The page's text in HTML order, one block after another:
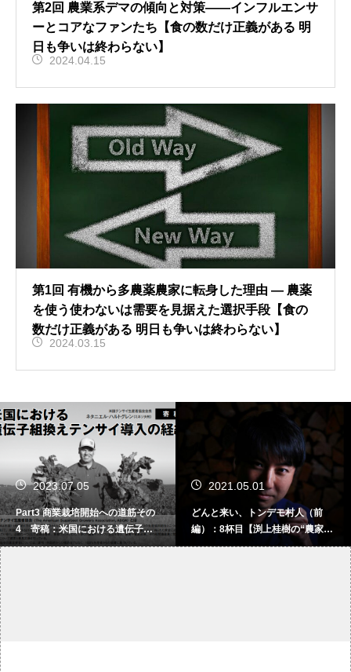
第2回 農業系デマの傾向と対策――インフルエンサ
ーとコアなファンたち【食の数だけ正義がある 明
日も争いは終わらない】
2024.04.15
第1回 有機から多農薬農家に転身した理由 ― 農薬
を使う使わないは需要を見据えた選択手段【食の
数だけ正義がある 明日も争いは終わらない】
2024.03.15
2023.07.05
Part3 商業栽培開始への道筋その
4 寄稿：米国における遺伝子組
換えテンサイ導入の経緯（前編）
2021.05.01
どんと来い、トンデモ村人（前
編）：8杯目【渕上桂樹の“農家B
AR NaYa”カウンタートーク】